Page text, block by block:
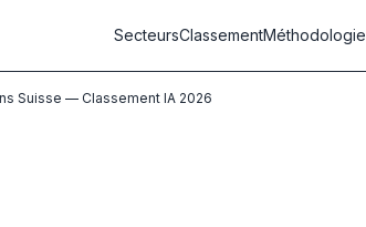
SecteursClassementMéthodologie
Suisse — Classement IA 2026